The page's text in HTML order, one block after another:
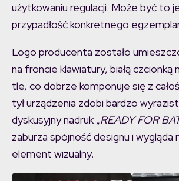
użytkowaniu regulacji. Może być to
przypadłość konkretnego
Logo producenta zostało
na froncie klawiatury, białą czcionką
tle, co dobrze komponuje się z
tył urządzenia zdobi bardzo
dyskusyjny nadruk „READY FOR
zaburza spójność designu i wygląda
element wizualny.